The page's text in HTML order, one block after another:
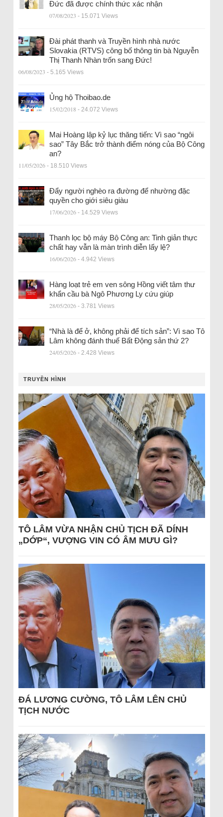
Đức đã được chính thức xác nhận
07/08/2023 - 15.071 Views
Đài phát thanh và Truyền hình nhà nước
Slovakia (RTVS) công bố thông tin bà Nguyễn
Thị Thanh Nhàn trốn sang Đức!
06/08/2023 - 5.165 Views
Ủng hộ Thoibao.de
15/02/2018 - 24.072 Views
Mai Hoàng lập kỷ lục thăng tiến: Vì sao “ngôi
sao” Tây Bắc trở thành điểm nóng của Bộ Công
an?
11/05/2026 - 18.510 Views
Đẩy người nghèo ra đường để nhường đặc
quyền cho giới siêu giàu
17/06/2026 - 14.529 Views
Thanh lọc bộ máy Bộ Công an: Tinh giản thực
chất hay vẫn là màn trình diễn lấy lệ?
16/06/2026 - 4.942 Views
Hàng loạt trẻ em ven sông Hồng viết tâm thư
khẩn cầu bà Ngô Phương Ly cứu giúp
28/05/2026 - 3.781 Views
“Nhà là để ở, không phải để tích sản”: Vì sao Tô
Lâm không đánh thuế Bất Động sản thứ 2?
24/05/2026 - 2.428 Views
TRUYỀN HÌNH
TÔ LÂM VỪA NHẬN CHỦ TỊCH ĐÃ DÍNH
„DỚP“, VƯỢNG VIN CÓ ÂM MƯU GÌ?
ĐÁ LƯƠNG CƯỜNG, TÔ LÂM LÊN CHỦ
TỊCH NƯỚC